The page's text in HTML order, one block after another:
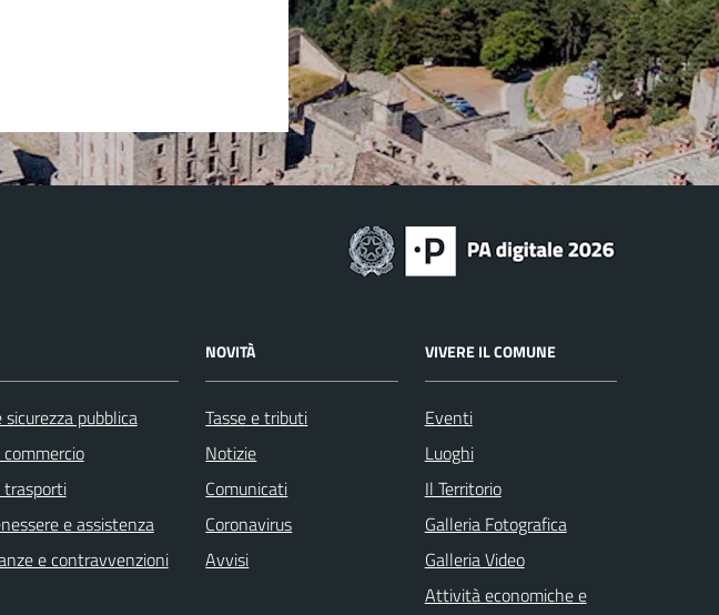
sicurezza pubblica
e assistenza
e contravvenzioni
NOVITÀ
Tasse e tributi
Notizie
Comunicati
Coronavirus
Avvisi
VIVERE IL COMUNE
Eventi
Luoghi
Il Territorio
Galleria Fotografica
Galleria Video
Attività economiche e